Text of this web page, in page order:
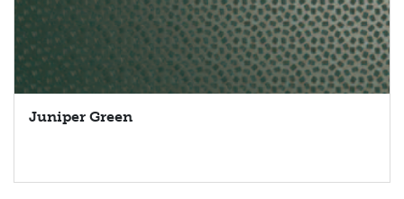
Juniper Green